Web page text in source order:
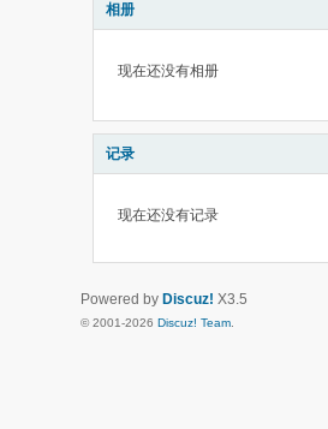
相册
现在还没有相册
记录
现在还没有记录
Powered by Discuz! X3.5
© 2001-2026 Discuz! Team